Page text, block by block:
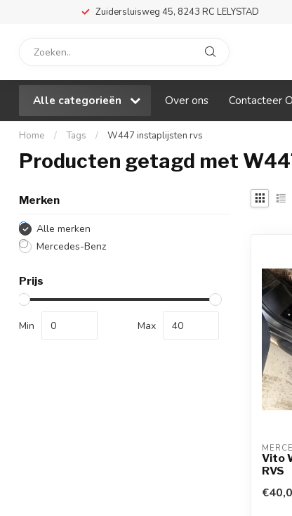
Zuidersluisweg 45, 8243 RC LELYSTAD
Alle categorieën Over ons Contacteer
Home / Tags / W447 instaplijsten rvs
Producten getagd met
Merken
Alle merken
Mercedes-Benz
Prijs
Min Max
Vito
RVS